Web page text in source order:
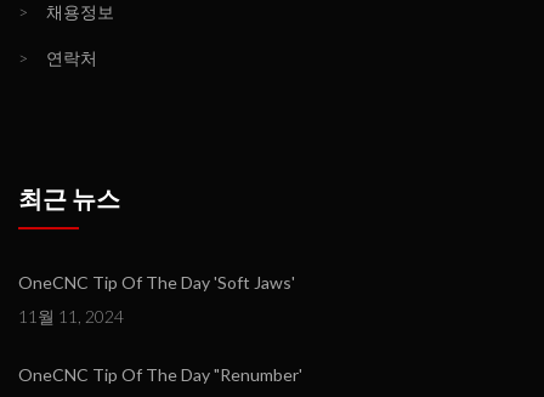
> 채용정보
> 연락처
최근 뉴스
OneCNC Tip Of The Day 'Soft Jaws'
11월 11, 2024
OneCNC Tip Of The Day "Renumber'